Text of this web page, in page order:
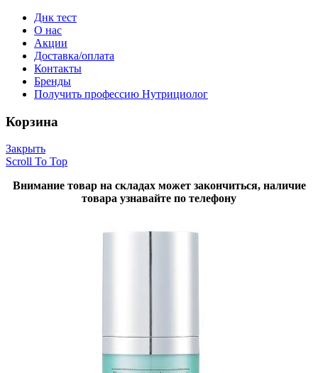
Днк тест
О нас
Акции
Доставка/оплата
Контакты
Бренды
Получить профессию Нутрициолог
Корзина
Закрыть
Scroll To Top
Внимание товар на складах может закончиться, наличие
товара узнавайте по телефону